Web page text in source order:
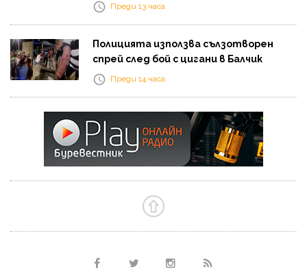
Преди 13 часа
Полицията използва сълзотворен
спрей след бой с цигани в Балчик
Преди 14 часа